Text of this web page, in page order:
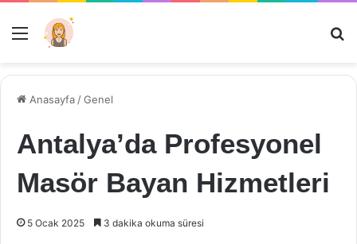
Menü
Anasayfa /Genel
Antalya’da Profesyonel
Masör Bayan Hizmetleri
5 Ocak 2025 3 dakika okuma süresi